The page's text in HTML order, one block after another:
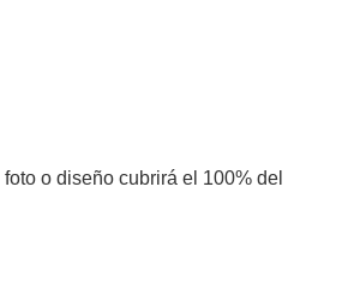
o diseño cubrirá el 100% del